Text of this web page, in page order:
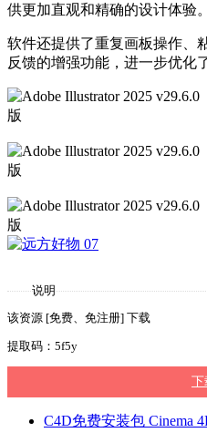
供更加直观和精确的设计体验。
软件还提供了重复画板操作
反馈的增强功能，进一步优化了
说明
该资源 [免费、免注册] 下载
提取码：5f5y
下
C4D免费安装包 Cinema